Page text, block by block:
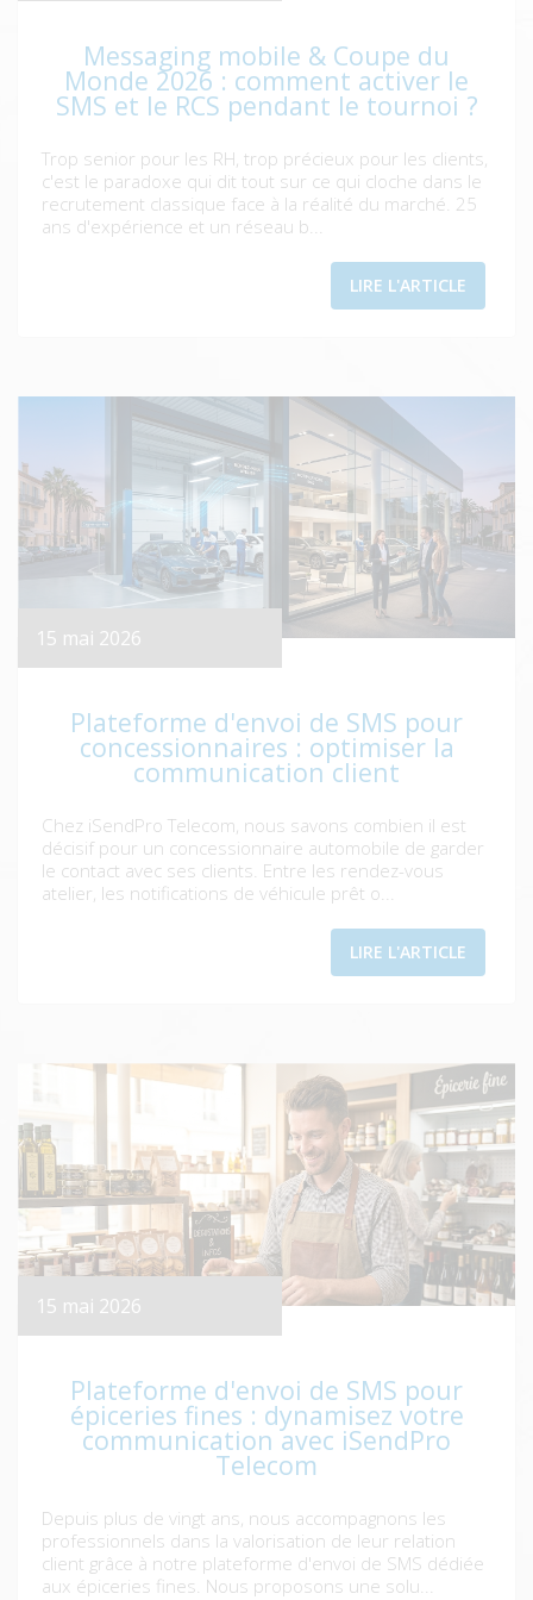
Messaging mobile & Coupe du
Monde 2026 : comment activer le
SMS et le RCS pendant le tournoi ?
Trop senior pour les RH, trop précieux pour les clients,
c'est le paradoxe qui dit tout sur ce qui cloche dans le
recrutement classique face à la réalité du marché. 25
ans d'expérience et un réseau b...
LIRE L'ARTICLE
15 mai 2026
Plateforme d'envoi de SMS pour
concessionnaires : optimiser la
communication client
Chez iSendPro Telecom, nous savons combien il est
décisif pour un concessionnaire automobile de garder
le contact avec ses clients. Entre les rendez-vous
atelier, les notifications de véhicule prêt o...
LIRE L'ARTICLE
15 mai 2026
Plateforme d'envoi de SMS pour
épiceries fines : dynamisez votre
communication avec iSendPro
Telecom
Depuis plus de vingt ans, nous accompagnons les
professionnels dans la valorisation de leur relation
client grâce à notre plateforme d'envoi de SMS dédiée
aux épiceries fines. Nous proposons une solu...